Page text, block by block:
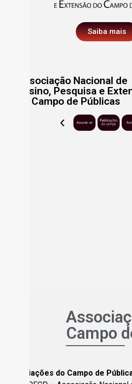
Saiba mais
Associação Nacional de
Ensino, Pesquisa e
do Campo de Públicas
Campo
Associações do Campo de